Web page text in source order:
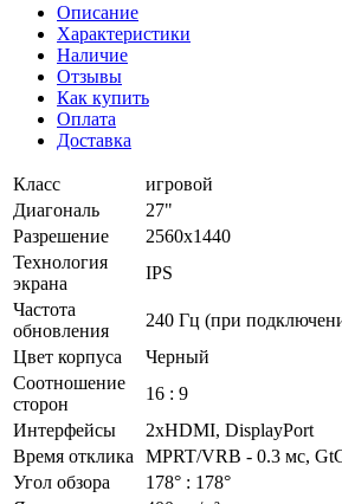
Описание
Характеристики
Наличие
Отзывы
Как купить
Оплата
Доставка
Класс
игровой
Диагональ
27"
Разрешение
2560x1440
Технология
экрана
IPS
Частота
обновления
240 Гц (при
Цвет корпуса
Черный
Соотношение
сторон
16 : 9
Интерфейсы
2хHDMI, DisplayPort
Время отклика
MPRT/VRB - 0.3 мс,
Угол обзора
178° : 178°